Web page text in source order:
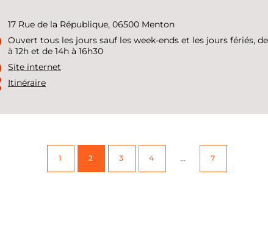
17 Rue de la République, 06500 Menton
Ouvert tous les jours sauf les week-ends et les jours fériés,
à 12h et de 14h à 16h30
Site internet
Itinéraire
1 2 3 4 ... 7